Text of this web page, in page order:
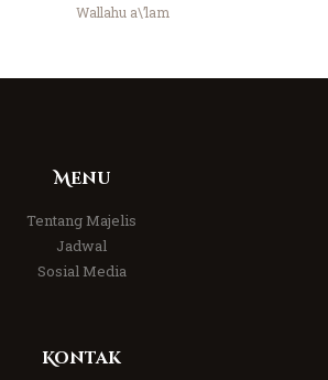
Wallahu a\’lam
Menu
Tentang Majelis
Jadwal
Sosial Media
Kontak